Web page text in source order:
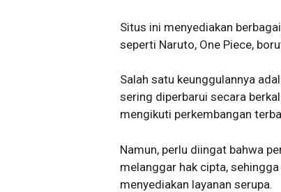
Situs ini menyediakan
seperti Naruto, One Piece,
Salah satu keunggulannya
sering diperbarui secara
mengikuti perkembangan
Namun, perlu diingat bahwa
melanggar hak cipta,
menyediakan layanan serupa.